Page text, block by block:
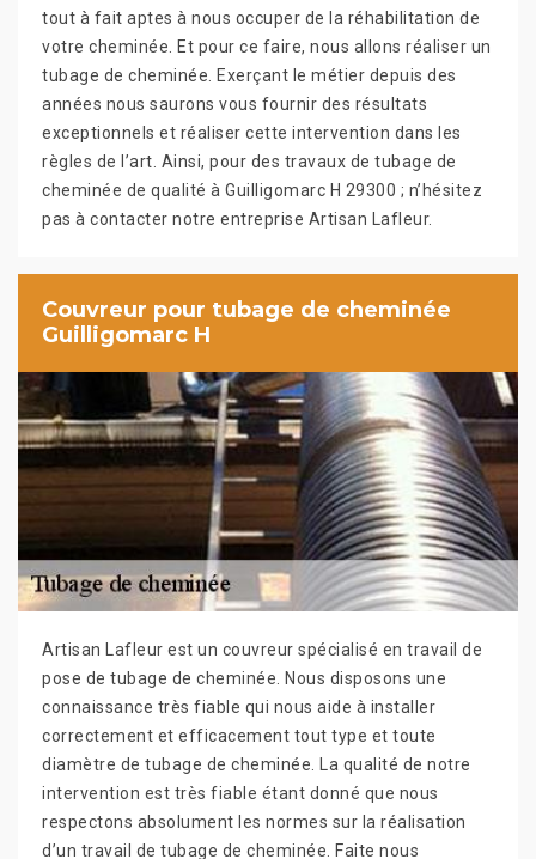
tout à fait aptes à nous occuper de la réhabilitation de
votre cheminée. Et pour ce faire, nous allons réaliser un
tubage de cheminée. Exerçant le métier depuis des
années nous saurons vous fournir des résultats
exceptionnels et réaliser cette intervention dans les
règles de l’art. Ainsi, pour des travaux de tubage de
cheminée de qualité à Guilligomarc H 29300 ; n’hésitez
pas à contacter notre entreprise Artisan Lafleur.
Couvreur pour tubage de cheminée
Guilligomarc H
Artisan Lafleur est un couvreur spécialisé en travail de
pose de tubage de cheminée. Nous disposons une
connaissance très fiable qui nous aide à installer
correctement et efficacement tout type et toute
diamètre de tubage de cheminée. La qualité de notre
intervention est très fiable étant donné que nous
respectons absolument les normes sur la réalisation
d’un travail de tubage de cheminée. Faite nous